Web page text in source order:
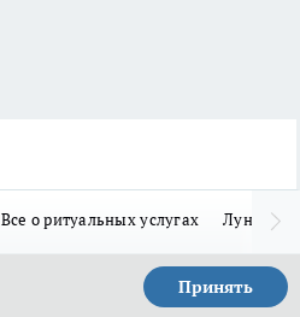
Все о ритуальных услугах Лунно-
Принять